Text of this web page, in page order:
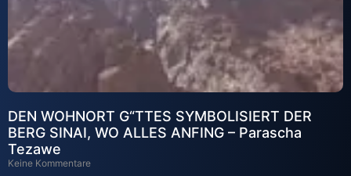
DEN WOHNORT G“TTES SYMBOLISIERT DER
BERG SINAI, WO ALLES ANFING – Parascha
Tezawe
Keine Kommentare